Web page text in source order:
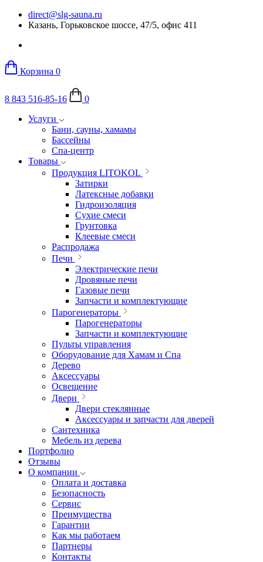
direct@slg-sauna.ru
Казань, Горьковское шоссе, 47/5, офис 411
Корзина 0
8 843 516-85-16
0
Услуги
Бани, сауны, хамамы
Бассейны
Спа-центр
Товары
Продукция LITOKOL
Затирки
Латексные добавки
Гидроизоляция
Сухие смеси
Грунтовка
Клеевые смеси
Распродажа
Печи
Электрические печи
Дровяные печи
Газовые печи
Запчасти и комплектующие
Парогенераторы
Парогенераторы
Запчасти и комплектующие
Пульты управления
Оборудование для Хамам и Спа
Дерево
Аксессуары
Освещение
Двери
Двери стеклянные
Аксессуары и запчасти для дверей
Сантехника
Мебель из дерева
Портфолио
Отзывы
О компании
Оплата и доставка
Безопасность
Сервис
Преимущества
Гарантии
Как мы работаем
Партнеры
Контакты